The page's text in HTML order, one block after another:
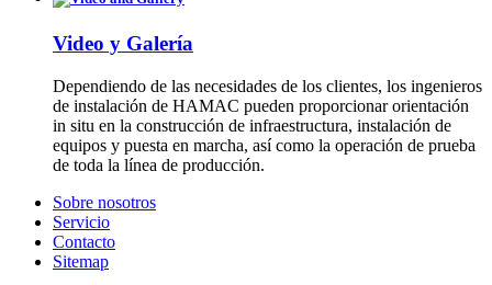
Video y Galería
Dependiendo de las necesidades de los clientes, los ingenieros
de instalación de HAMAC pueden proporcionar orientación
in situ en la construcción de infraestructura, instalación de
equipos y puesta en marcha, así como la operación de prueba
de toda la línea de producción.
Sobre nosotros
Servicio
Contacto
Sitemap